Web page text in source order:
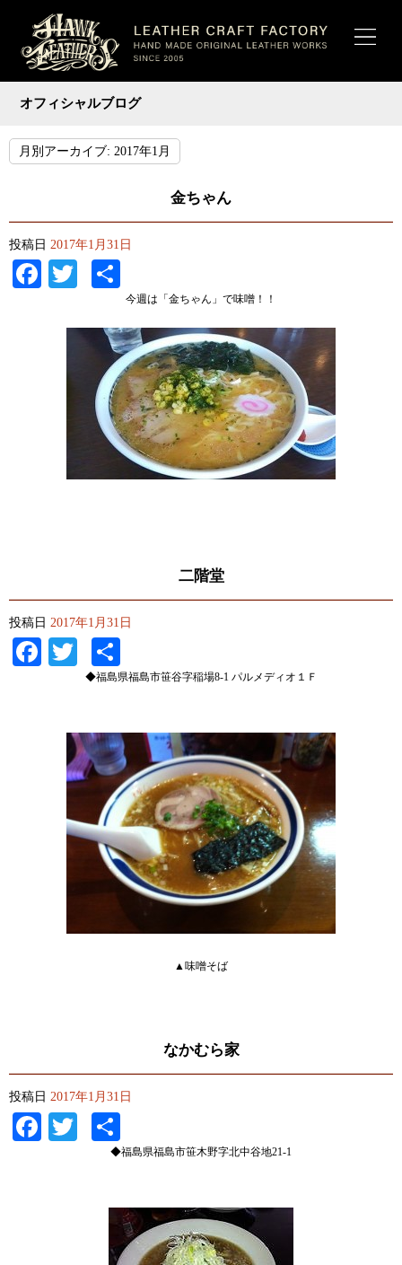
オフィシャルブログ
月別アーカイブ: 2017年1月
金ちゃん
投稿日 2017年1月31日
Facebook
Twitter
有
今週は「金ちゃん」で味噌！！
二階堂
投稿日 2017年1月31日
Facebook
Twitter
有
◆福島県福島市笹谷字稲場8-1 パルメディオ１Ｆ
▲味噌そば
なかむら家
投稿日 2017年1月31日
Facebook
Twitter
有
◆福島県福島市笹木野字北中谷地21-1